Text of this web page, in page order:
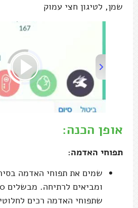
שמן, לטיגון חצי עמוק
אופן הכנה:
תפוחי האדמה:
שמים את תפוחי האדמה
שתפוחי האדמה רכים